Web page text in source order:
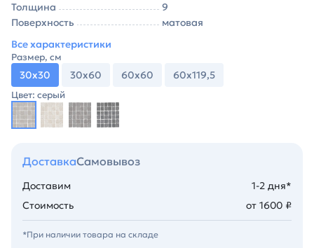
Толщина
9
Поверхность
матовая
Все характеристики
Размер, см
30х30 30х60 60х60 60х119,5
Цвет: серый
ДоставкаСамовывоз
Доставим
1-2 дня*
Стоимость
от 1600 ₽
*При наличии товара на складе